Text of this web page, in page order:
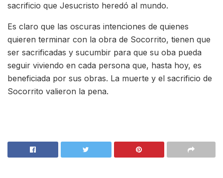
sacrificio que Jesucristo heredó al mundo.
Es claro que las oscuras intenciones de quienes
quieren terminar con la obra de Socorrito, tienen que
ser sacrificadas y sucumbir para que su oba pueda
seguir viviendo en cada persona que, hasta hoy, es
beneficiada por sus obras. La muerte y el sacrificio de
Socorrito valieron la pena.